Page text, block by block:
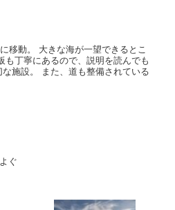
移動。 大きな海が一望できるとこ
も丁寧にあるので、説明を読んでも
施設。 また、道も整備されている
ぐ